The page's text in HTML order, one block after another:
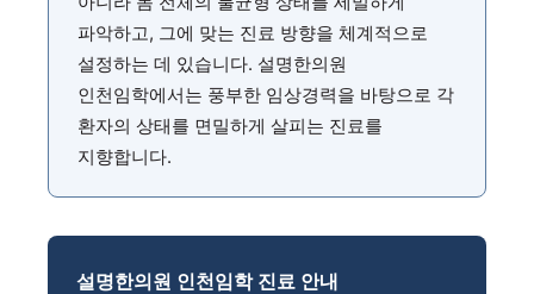
파악하고, 그에 맞는 진료 방향을 체계적으로
설정하는 데 있습니다. 설명한의원
인천임학에서는 풍부한 임상경력을 바탕으로 각
환자의 상태를 면밀하게 살피는 진료를
지향합니다.
설명한의원 인천임학 진료 안내